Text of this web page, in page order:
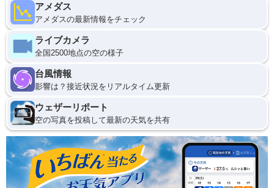
アメダス
アメダスの最新情報をチェック
ライブカメラ
全国2500地点の空の様子
台風情報
影響は？接近状況をリアルタイム更新
ウェザーリポート
空の写真を投稿して最新の天気を共有